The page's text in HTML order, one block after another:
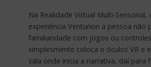
Na Realidade Virtual Multi-Sensorial,
experiência Venturion a pessoa não
familiaridade com jogos ou
simplesmente coloca o óculos VR e
sala onde inicia a narrativa, daí para